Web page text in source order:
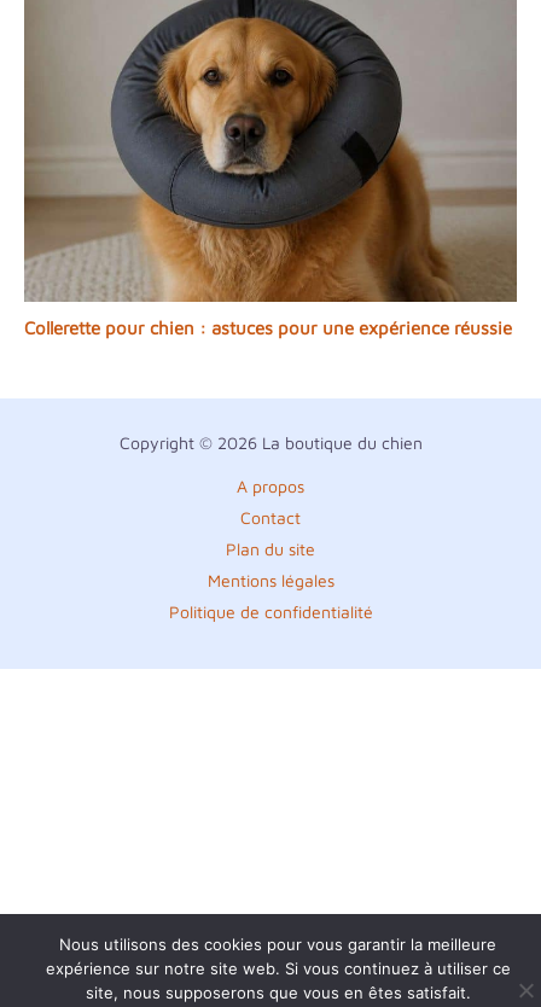
Collerette pour chien : astuces pour une expérience réussie
Copyright © 2026 La boutique du chien
A propos
Contact
Plan du site
Mentions légales
Politique de confidentialité
Nous utilisons des cookies pour vous garantir la meilleure
expérience sur notre site web. Si vous continuez à utiliser ce
site, nous supposerons que vous en êtes satisfait.